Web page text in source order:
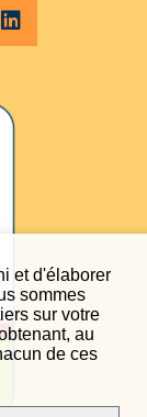
et d'élaborer
sommes
sur votre
au
de ces